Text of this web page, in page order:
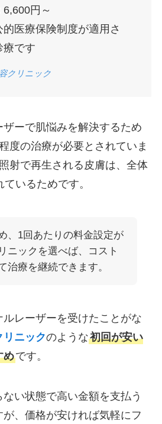
6,600円～
医療保険制度が適用さ
療です
クリニック
ーで肌悩みを解決するため
度の治療が必要とされていま
射で再生される皮膚は、全体
いるためです。
、1回あたりの料金設定が
ニックを選べば、コスト
治療を継続できます。
ルレーザーを受けたことがな
リニックのような初回が安い
めです。
い状態で高い金額を支払う
、価格が安ければ気軽にフ